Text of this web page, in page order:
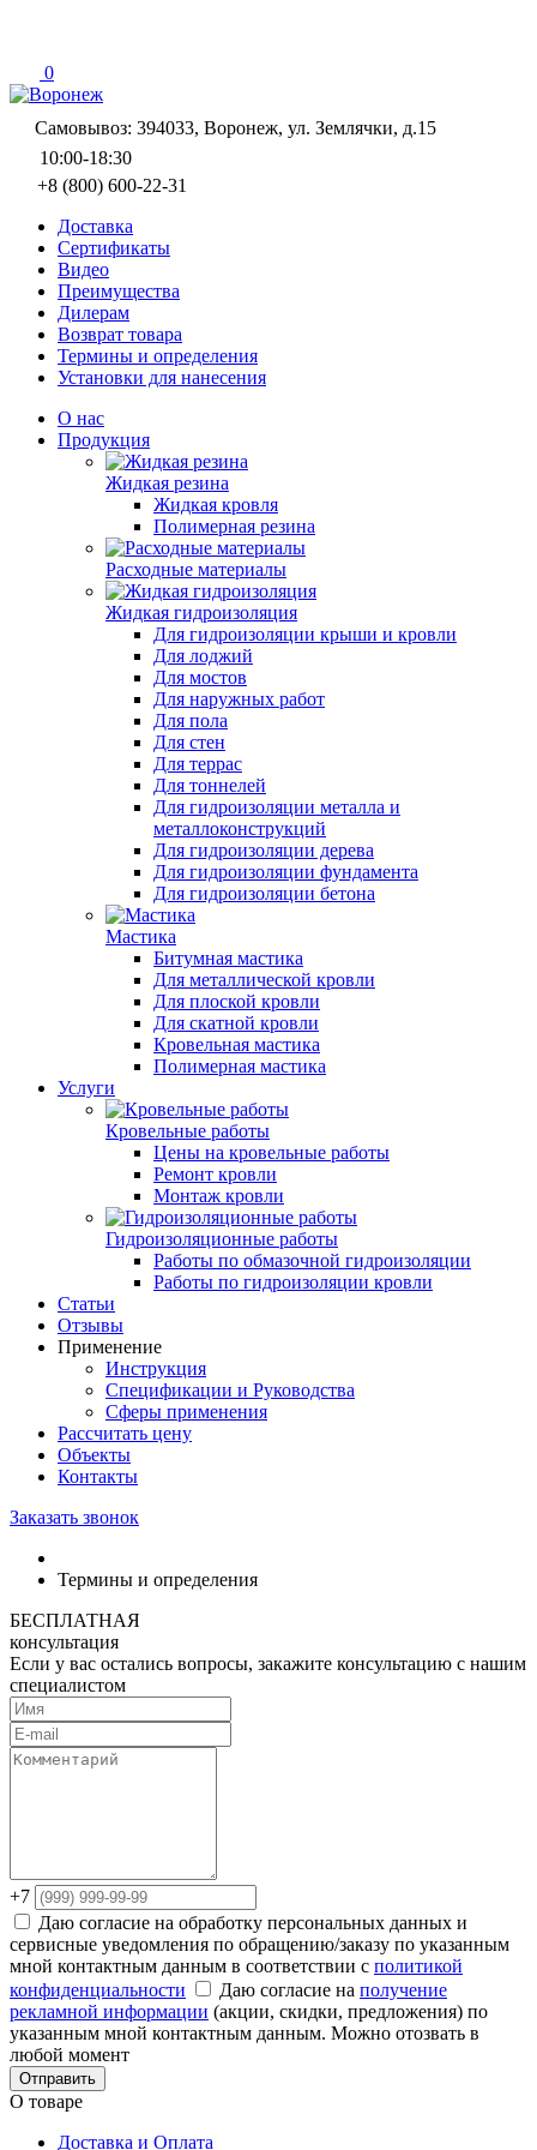
0
Самовывоз: 394033, Воронеж, ул. Землячки, д.15
10:00-18:30
+8 (800) 600-22-31
Доставка
Сертификаты
Видео
Преимущества
Дилерам
Возврат товара
Термины и определения
Установки для нанесения
О нас
Продукция
Жидкая резина
Жидкая кровля
Полимерная резина
Расходные материалы
Жидкая гидроизоляция
Для гидроизоляции крыши и кровли
Для лоджий
Для мостов
Для наружных работ
Для пола
Для стен
Для террас
Для тоннелей
Для гидроизоляции металла и
металлоконструкций
Для гидроизоляции дерева
Для гидроизоляции фундамента
Для гидроизоляции бетона
Мастика
Битумная мастика
Для металлической кровли
Для плоской кровли
Для скатной кровли
Кровельная мастика
Полимерная мастика
Услуги
Кровельные работы
Цены на кровельные работы
Ремонт кровли
Монтаж кровли
Гидроизоляционные работы
Работы по обмазочной гидроизоляции
Работы по гидроизоляции кровли
Статьи
Отзывы
Применение
Инструкция
Спецификации и Руководства
Сферы применения
Рассчитать цену
Объекты
Контакты
Заказать звонок
Термины и определения
БЕСПЛАТНАЯ
консультация
Если у вас остались вопросы, закажите консультацию с нашим
специалистом
+7
Даю согласие на обработку персональных данных и
сервисные уведомления по обращению/заказу по указанным
мной контактным данным в соответствии с политикой
конфиденциальности
Даю согласие на получение
рекламной информации (акции, скидки, предложения) по
указанным мной контактным данным. Можно отозвать в
любой момент
Отправить
О товаре
Доставка и Оплата